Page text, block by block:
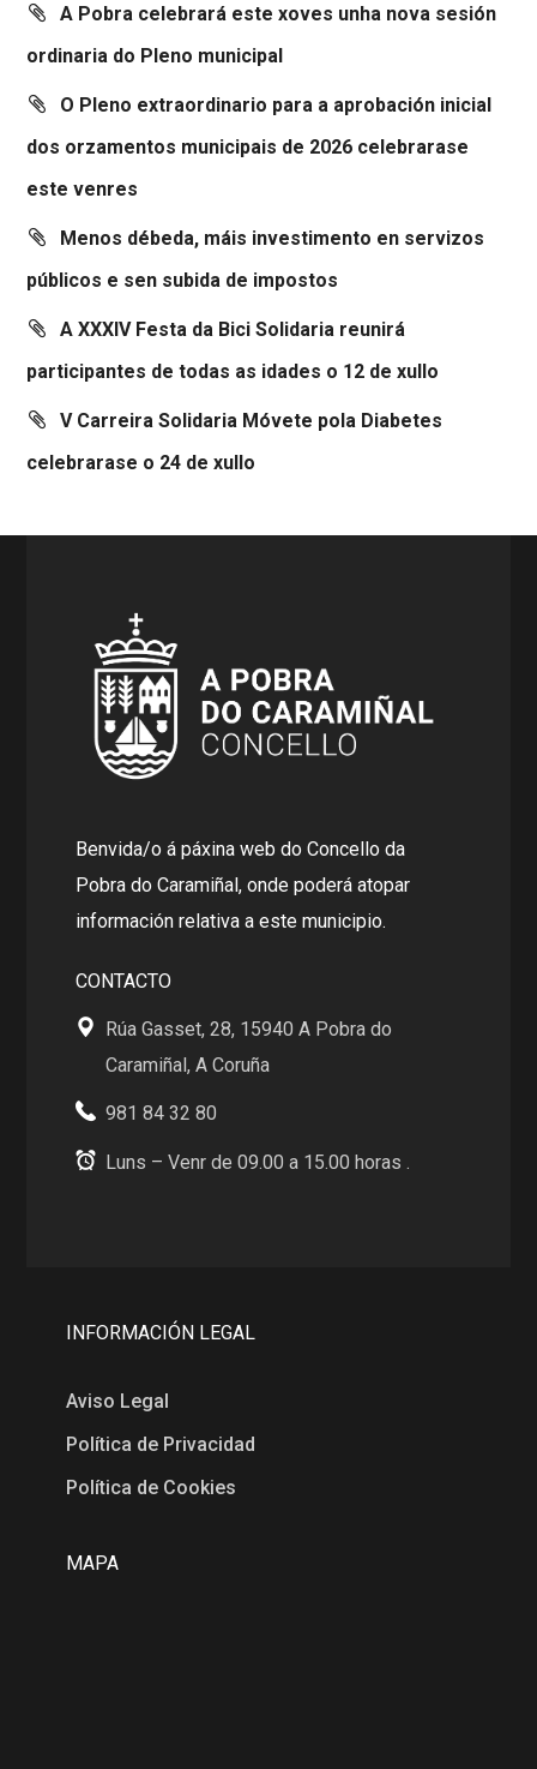
A Pobra celebrará este xoves unha nova sesión
ordinaria do Pleno municipal
O Pleno extraordinario para a aprobación inicial
dos orzamentos municipais de 2026 celebrarase
este venres
Menos débeda, máis investimento en servizos
públicos e sen subida de impostos
A XXXIV Festa da Bici Solidaria reunirá
participantes de todas as idades o 12 de xullo
V Carreira Solidaria Móvete pola Diabetes
celebrarase o 24 de xullo
Benvida/o á páxina web do Concello da
Pobra do Caramiñal, onde poderá atopar
información relativa a este municipio.
CONTACTO
Rúa Gasset, 28, 15940 A Pobra do
Caramiñal, A Coruña
981 84 32 80
Luns – Venr de 09.00 a 15.00 horas .
INFORMACIÓN LEGAL
Aviso Legal
Política de Privacidad
Política de Cookies
MAPA